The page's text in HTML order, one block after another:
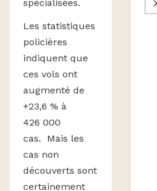
spécialisées.
Les statistiques
policières
indiquent que
ces vols ont
augmenté de
+23,6 % à
426 000
cas. Mais les
cas non
découverts sont
certainement